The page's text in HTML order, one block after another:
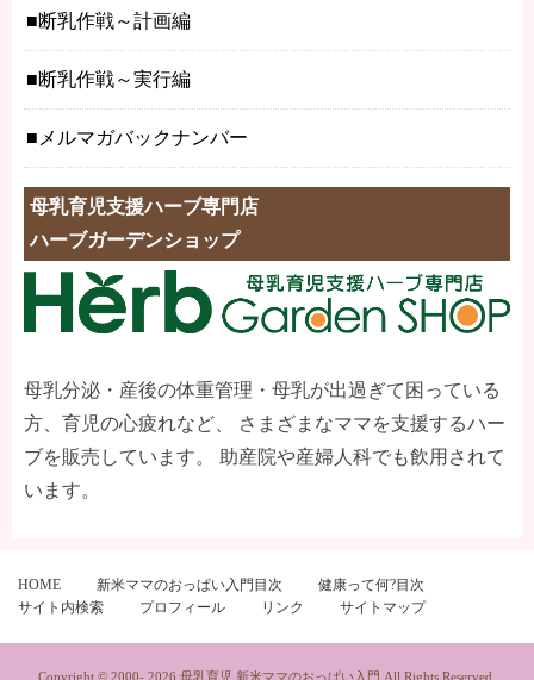
断乳作戦～計画編
断乳作戦～実行編
メルマガバックナンバー
母乳育児支援ハーブ専門店
ハーブガーデンショップ
母乳分泌・産後の体重管理・母乳が出過ぎて困っている
方、育児の心疲れなど、 さまざまなママを支援するハー
ブを販売しています。 助産院や産婦人科でも飲用されて
います。
HOME 新米ママのおっぱい入門目次
健康って何?目次
サイト内検索
プロフィール リンク サイトマップ
Copyright © 2000- 2026 母乳育児 新米ママのおっぱい入門 All Rights Reserved.